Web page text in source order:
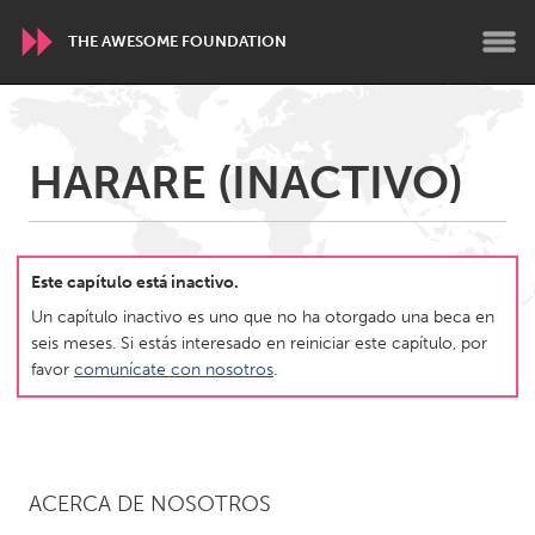
THE AWESOME FOUNDATION
Conservation and Climate
Disability
Dragon Dreaming
On the Water
ARMENIA
Javakhk
Yerevan
AUSTRALIA
Newcastle
Sydney
HARARE (INACTIVO)
Este capítulo está inactivo.
Un capítulo inactivo es uno que no ha otorgado una beca en
seis meses. Si estás interesado en reiniciar este capítulo, por
favor comunícate con nosotros.
ACERCA DE NOSOTROS